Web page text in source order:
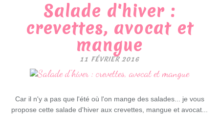
Salade d'hiver :
crevettes, avocat et
mangue
11 FÉVRIER 2016
Car il n'y a pas que l'été où l'on mange des salades... je vous
propose cette salade d'hiver aux crevettes, mangue et avocat...